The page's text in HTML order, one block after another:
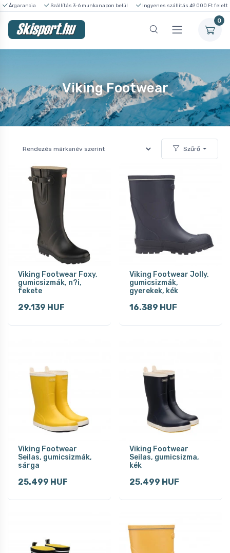
Árgarancia Szállítás 3-6 munkanapon belül Ingyenes szállítás 49 000 Ft felett
0
Viking Footwear
Szűrő
Viking Footwear Foxy,
gumicsizmák, n?i,
fekete
29.139 HUF
Viking Footwear Jolly,
gumicsizmák,
gyerekek, kék
16.389 HUF
Viking Footwear
Seilas, gumicsizmák,
sárga
25.499 HUF
Viking Footwear
Seilas, gumicsizma,
kék
25.499 HUF